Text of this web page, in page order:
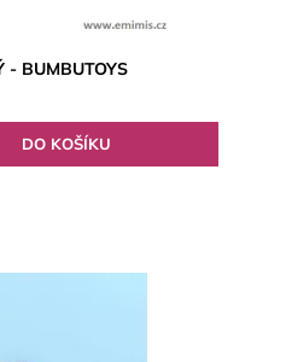
- BUMBUTOYS